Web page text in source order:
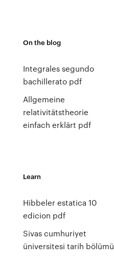
On the blog
Integrales segundo
bachillerato pdf
Allgemeine
relativitätstheorie
einfach erklärt pdf
Learn
Hibbeler estatica 10
edicion pdf
Sivas cumhuriyet
üniversitesi tarih bölümü